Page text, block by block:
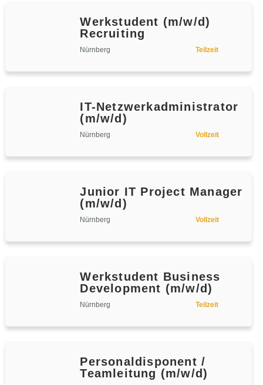
Werkstudent (m/w/d)
Recruiting
Nürnberg Teilzeit
IT-Netzwerkadministrator
(m/w/d)
Nürnberg Vollzeit
Junior IT Project Manager
(m/w/d)
Nürnberg Vollzeit
Werkstudent Business
Development (m/w/d)
Nürnberg Teilzeit
Personaldisponent /
Teamleitung (m/w/d)